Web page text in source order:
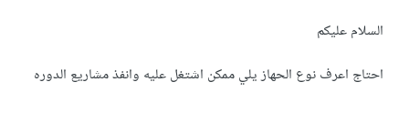
السلام عليكم
احتاج اعرف نوع الحهاز يلي ممكن اشتغل عليه وانفذ مشاريع الدوره